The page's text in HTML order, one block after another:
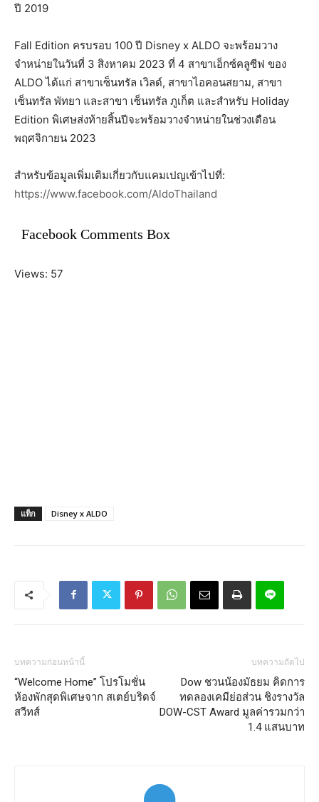
ปี 2019
Fall Edition ครบรอบ 100 ปี Disney x ALDO จะพร้อมวาง
จำหน่ายในวันที่ 3 สิงหาคม 2023 ที่ 4 สาขาเอ็กซ์คลูซีฟ ของ
ALDO ได้แก่ สาขาเซ็นทรัล เวิลด์, สาขาไอคอนสยาม, สาขา
เซ็นทรัล พัทยา และสาขา เซ็นทรัล ภูเก็ต และสำหรับ Holiday
Edition พิเศษส่งท้ายสิ้นปีจะพร้อมวางจำหน่ายในช่วงเดือน
พฤศจิกายน 2023
สำหรับข้อมูลเพิ่มเติมเกี่ยวกับแคมเปญเข้าไปที่:
https://www.facebook.com/AldoThailand
Facebook Comments Box
Views: 57
แท็ก Disney x ALDO
บทความก่อนหน้านี้
“Welcome Home” โปรโมชั่น
ห้องพักสุดพิเศษจาก สเตย์บริดจ์
สวีทส์
บทความถัดไป
Dow ชวนน้องมัธยม คิดการ
ทดลองเคมีย่อส่วน ชิงรางวัล
DOW-CST Award มูลค่ารวมกว่า
1.4 แสนบาท